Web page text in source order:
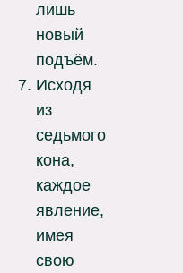
лишь
новый
подъём.
Исходя
из
седьмого
кона,
каждое
явление,
имея
свою